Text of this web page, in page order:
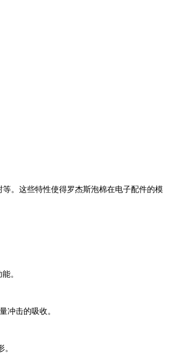
。这些特性使得罗杰斯泡棉在电子配件的模
。
冲击的吸收。